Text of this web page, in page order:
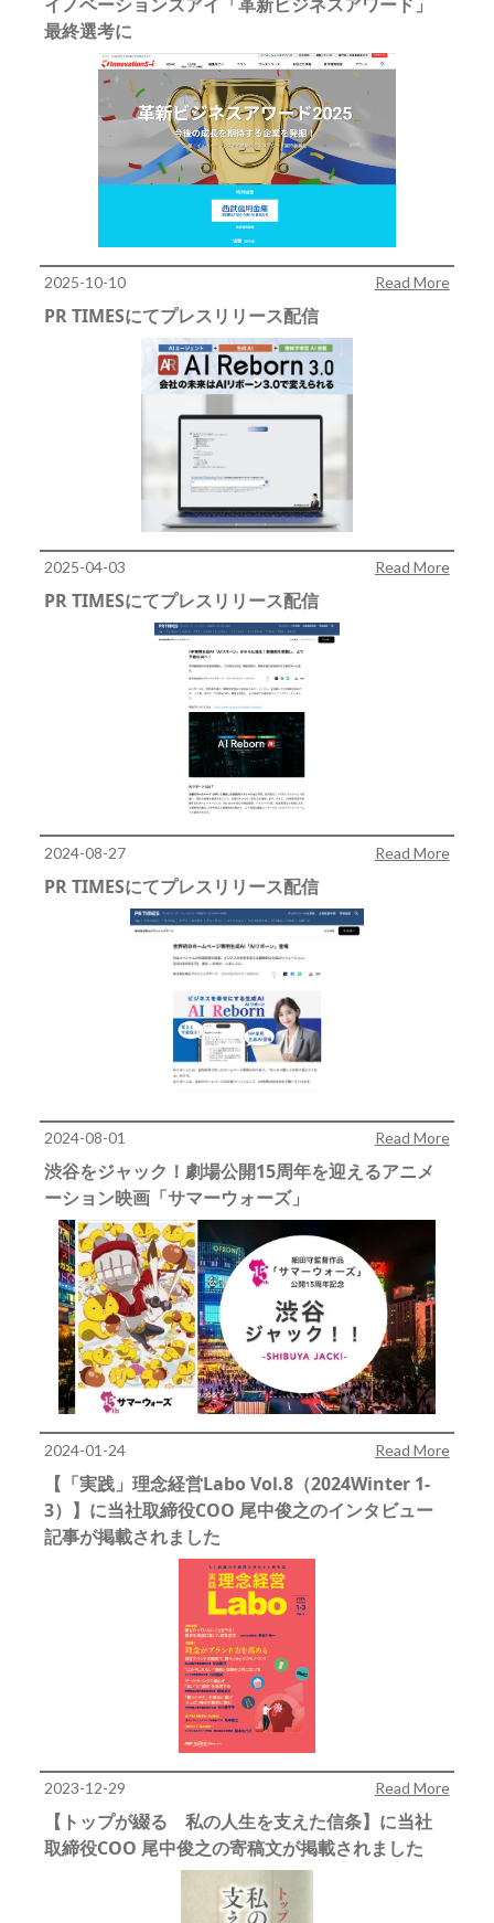
最終選考に
2025-10-10 Read More
PR TIMESにてプレスリリース配信
2025-04-03 Read More
PR TIMESにてプレスリリース配信
2024-08-27 Read More
PR TIMESにてプレスリリース配信
2024-08-01 Read More
渋谷をジャック！劇場公開15周年を迎えるアニメ
ーション映画「サマーウォーズ」
2024-01-24 Read More
【「実践」理念経営Labo Vol.8（2024Winter 1-
3）】に当社取締役COO 尾中俊之のインタビュー
記事が掲載されました
2023-12-29 Read More
【トップが綴る 私の人生を支えた信条】に当社
取締役COO 尾中俊之の寄稿文が掲載されました